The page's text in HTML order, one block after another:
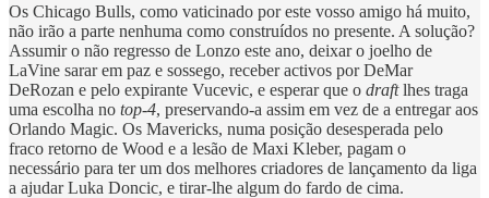
Os Chicago Bulls, como vaticinado por este vosso amigo há muito,
não irão a parte nenhuma como construídos no presente. A solução?
Assumir o não regresso de Lonzo este ano, deixar o joelho de
LaVine sarar em paz e sossego, receber activos por DeMar
DeRozan e pelo expirante Vucevic, e esperar que o draftlhes traga
uma escolha no top-4, preservando-a assim em vez de a entregar aos
Orlando Magic. Os Mavericks, numa posição desesperada pelo
fraco retorno de Wood e a lesão de Maxi Kleber, pagam o
necessário para ter um dos melhores criadores de lançamento da liga
a ajudar Luka Doncic, e tirar-lhe algum do fardo de cima.